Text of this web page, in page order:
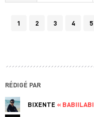
1 2 3 4 5
RÉDIGÉ PAR
BIXENTE «